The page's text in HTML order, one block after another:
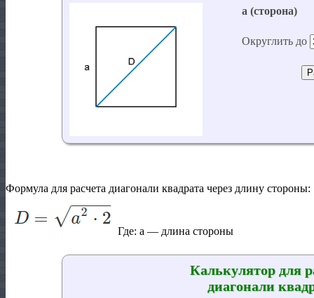
Формула для расчета диагонали квадрата через длину стороны:
Где: a — длина стороны